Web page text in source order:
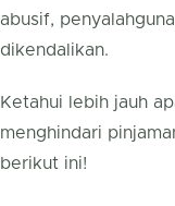
abusif,
dikendalikan.
Ketahui lebih jauh
menghindari
berikut ini!